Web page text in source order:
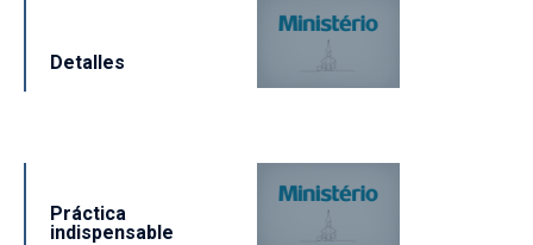
Detalles
Práctica
indispensable